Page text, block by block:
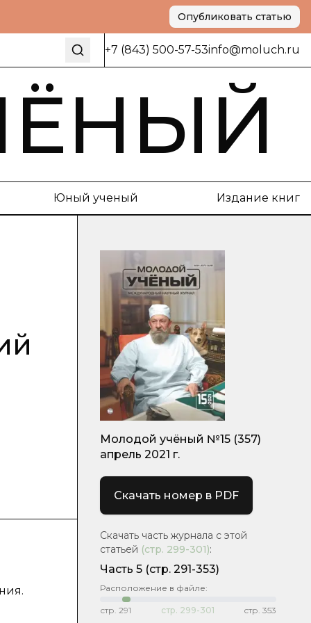
Опубликовать статью
+7 (843) 500-57-53info@moluch.ru
Юный ученый Издание книг
Молодой учёный №15 (357)
апрель 2021 г.
Скачать номер в PDF
Скачать часть журнала с этой
статьей (стр. 299-301):
Часть 5 (стр. 291-353)
Расположение в файле:
стр. 291 стр. 299-301 стр. 353